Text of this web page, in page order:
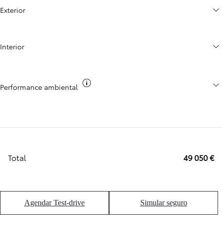
Exterior
Interior
Performance ambiental
Total 49 050 €
Agendar Test-drive Simular seguro